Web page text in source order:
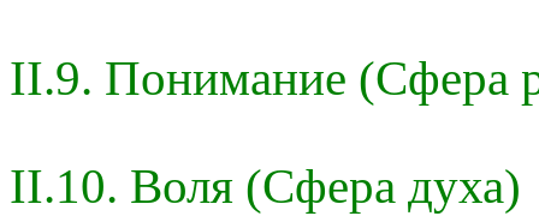
II.9. Понимание (Сфера
II.10. Воля (Сфера духа)